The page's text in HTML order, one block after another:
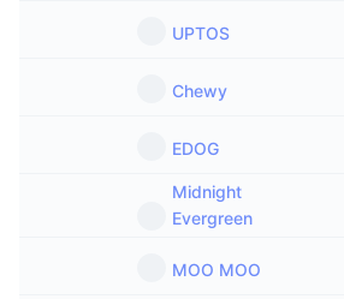
UPTOS
Chewy
EDOG
Midnight
Evergreen
MOO MOO